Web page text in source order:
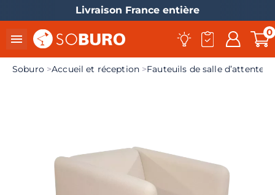
Livraison France entière
 0
Soburo Accueil et réception Fauteuils de salle d’attente,